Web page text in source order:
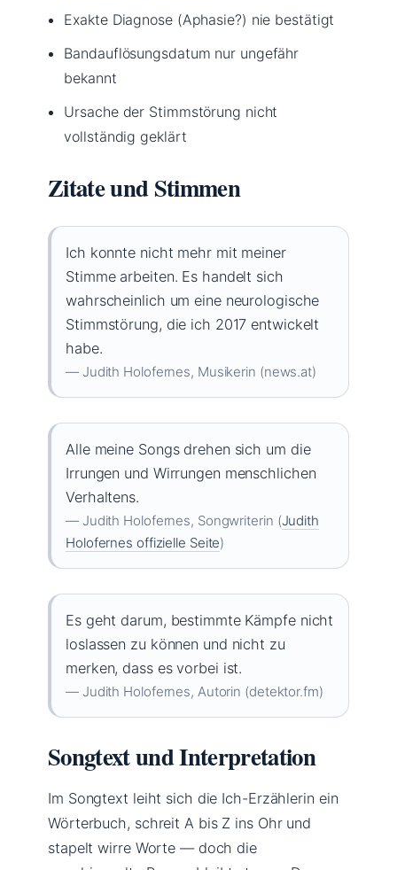
Exakte Diagnose (Aphasie?) nie bestätigt
Bandauflösungsdatum nur ungefähr
bekannt
Ursache der Stimmstörung nicht
vollständig geklärt
Zitate und Stimmen
Ich konnte nicht mehr mit meiner
Stimme arbeiten. Es handelt sich
wahrscheinlich um eine neurologische
Stimmstörung, die ich 2017 entwickelt
habe.
— Judith Holofernes, Musikerin (news.at)
Alle meine Songs drehen sich um die
Irrungen und Wirrungen menschlichen
Verhaltens.
— Judith Holofernes, Songwriterin (Judith
Holofernes offizielle Seite)
Es geht darum, bestimmte Kämpfe nicht
loslassen zu können und nicht zu
merken, dass es vorbei ist.
— Judith Holofernes, Autorin (detektor.fm)
Songtext und Interpretation
Im Songtext leiht sich die Ich-Erzählerin ein
Wörterbuch, schreit A bis Z ins Ohr und
stapelt wirre Worte — doch die